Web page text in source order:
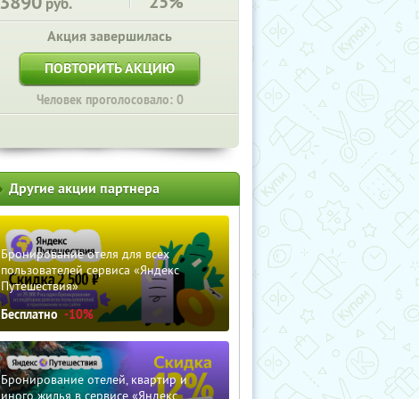
Акция завершилась
ПОВТОРИТЬ АКЦИЮ
Человек проголосовало: 0
Другие акции партнера
Бронирование отеля для всех
пользователей сервиса «Яндекс
Путешествия»
Бесплатно -10%
Бронирование отелей, квартир и
иного жилья в сервисе «Яндекс